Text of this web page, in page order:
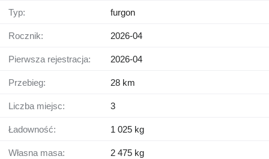
Typ: furgon
Rocznik: 2026-04
Pierwsza rejestracja: 2026-04
Przebieg: 28 km
Liczba miejsc: 3
Ładowność: 1 025 kg
Własna masa: 2 475 kg